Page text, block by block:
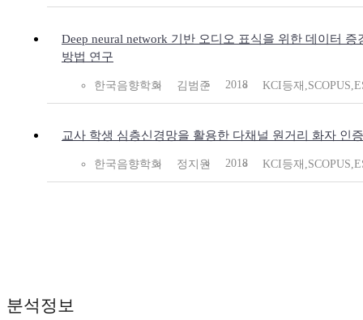
Deep neural network 기반 오디오 표식을 위한 데이터 증
방법 연구
한국음향학회 김범준 2018 KCI등재
교사 학생 심층신경망을 활용한 다채널 원거리 화자 인증
한국음향학회 정지원 2018 KCI등재
분석정보